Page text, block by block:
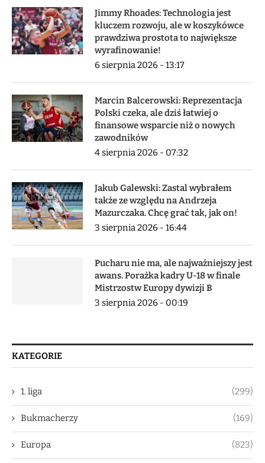
Jimmy Rhoades: Technologia jest
kluczem rozwoju, ale w koszykówce
prawdziwa prostota to największe
wyrafinowanie!
6 sierpnia 2026 - 13:17
Marcin Balcerowski: Reprezentacja
Polski czeka, ale dziś łatwiej o
finansowe wsparcie niż o nowych
zawodników
4 sierpnia 2026 - 07:32
Jakub Galewski: Zastal wybrałem
także ze względu na Andrzeja
Mazurczaka. Chcę grać tak, jak on!
3 sierpnia 2026 - 16:44
Pucharu nie ma, ale najważniejszy jest
awans. Porażka kadry U-18 w finale
Mistrzostw Europy dywizji B
3 sierpnia 2026 - 00:19
KATEGORIE
1. liga (299)
Bukmacherzy (169)
Europa (823)